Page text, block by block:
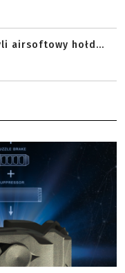
airsoftowy hołd...